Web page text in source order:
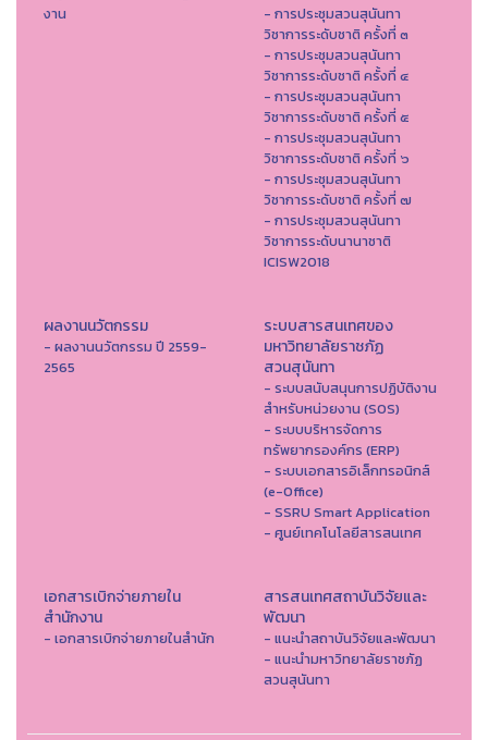
งาน
- การประชุมสวนสุนันทา
วิชาการระดับชาติ ครั้งที่ ๓
- การประชุมสวนสุนันทา
วิชาการระดับชาติ ครั้งที่ ๔
- การประชุมสวนสุนันทา
วิชาการระดับชาติ ครั้งที่ ๕
- การประชุมสวนสุนันทา
วิชาการระดับชาติ ครั้งที่ ๖
- การประชุมสวนสุนันทา
วิชาการระดับชาติ ครั้งที่ ๗
- การประชุมสวนสุนันทา
วิชาการระดับนานาชาติ
ICISW2018
ผลงานนวัตกรรม
- ผลงานนวัตกรรม ปี 2559-
2565
ระบบสารสนเทศของ
มหาวิทยาลัยราชภัฏ
สวนสุนันทา
- ระบบสนับสนุนการปฏิบัติงาน
สำหรับหน่วยงาน (SOS)
- ระบบบริหารจัดการ
ทรัพยากรองค์กร (ERP)
- ระบบเอกสารอิเล็กทรอนิกส์
(e-Office)
- SSRU Smart Application
- ศูนย์เทคโนโลยีสารสนเทศ
เอกสารเบิกจ่ายภายใน
สำนักงาน
- เอกสารเบิกจ่ายภายในสำนัก
สารสนเทศสถาบันวิจัยและ
พัฒนา
- แนะนำสถาบันวิจัยและพัฒนา
- แนะนำมหาวิทยาลัยราชภัฏ
สวนสุนันทา